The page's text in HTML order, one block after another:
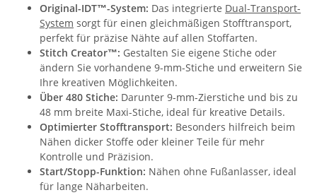
Original-IDT™-System: Das integrierte Dual-Transport-
System sorgt für einen gleichmäßigen Stofftransport,
perfekt für präzise Nähte auf allen Stoffarten.
Stitch Creator™: Gestalten Sie eigene Stiche oder
ändern Sie vorhandene 9-mm-Stiche und erweitern Sie
Ihre kreativen Möglichkeiten.
Über 480 Stiche: Darunter 9-mm-Zierstiche und bis zu
48 mm breite Maxi-Stiche, ideal für kreative Details.
Optimierter Stofftransport: Besonders hilfreich beim
Nähen dicker Stoffe oder kleiner Teile für mehr
Kontrolle und Präzision.
Start/Stopp-Funktion: Nähen ohne Fußanlasser, ideal
für lange Näharbeiten.